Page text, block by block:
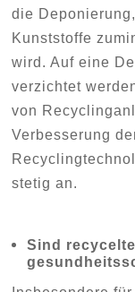
die
Kunststoffe
wird. Auf eine
verzichtet
von
Verbesserung
stetig an.
Sind